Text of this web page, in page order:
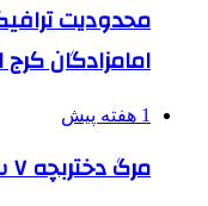
محدودیت
امامزادگان
1 هفته پیش
مرگ دختربچه ۷ ساله در پارک اسلامشهر